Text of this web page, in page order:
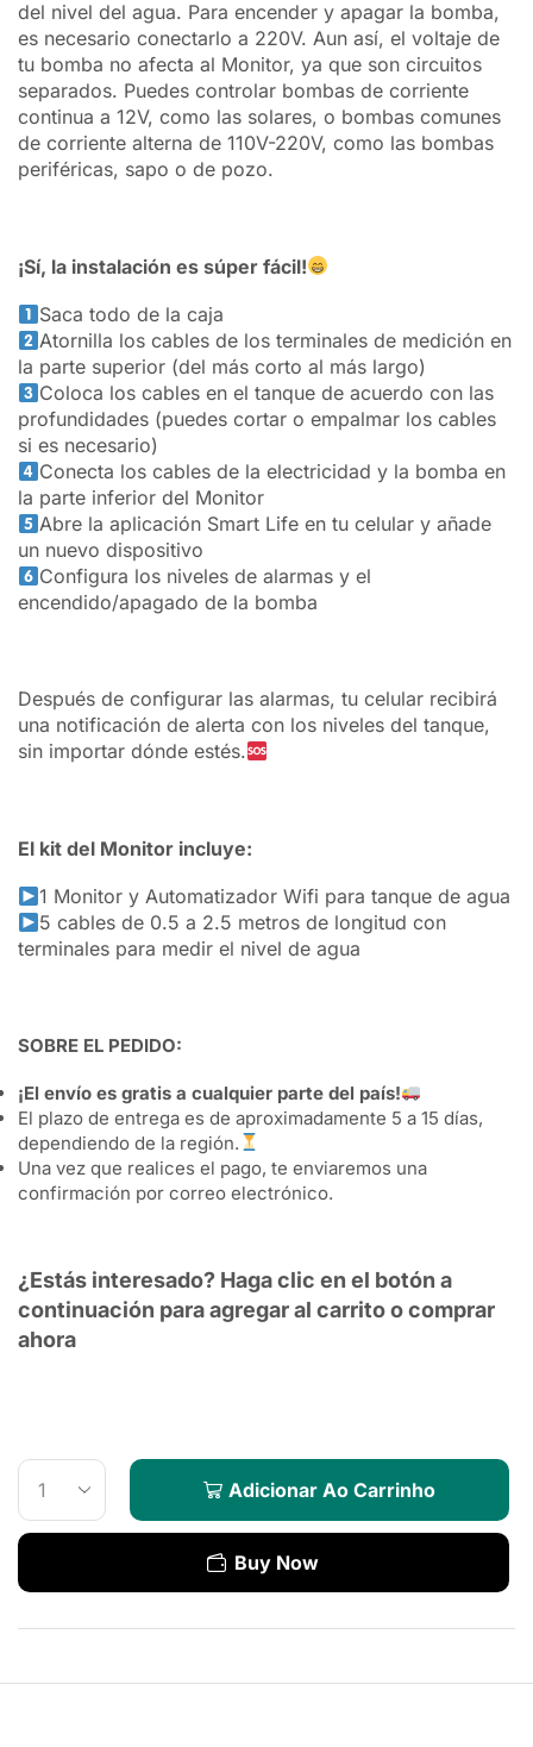
del nivel del agua. Para encender y apagar la bomba,
es necesario conectarlo a 220V. Aun así, el voltaje de
tu bomba no afecta al Monitor, ya que son circuitos
separados. Puedes controlar bombas de corriente
continua a 12V, como las solares, o bombas comunes
de corriente alterna de 110V-220V, como las bombas
periféricas, sapo o de pozo.
¡Sí, la instalación es súper fácil!
Saca todo de la caja
Atornilla los cables de los terminales de medición en
la parte superior (del más corto al más largo)
Coloca los cables en el tanque de acuerdo con las
profundidades (puedes cortar o empalmar los cables
si es necesario)
Conecta los cables de la electricidad y la bomba en
la parte inferior del Monitor
Abre la aplicación Smart Life en tu celular y añade
un nuevo dispositivo
Configura los niveles de alarmas y el
encendido/apagado de la bomba
Después de configurar las alarmas, tu celular recibirá
una notificación de alerta con los niveles del tanque,
sin importar dónde estés.
El kit del Monitor incluye:
1 Monitor y Automatizador Wifi para tanque de agua
5 cables de 0.5 a 2.5 metros de longitud con
terminales para medir el nivel de agua
SOBRE EL PEDIDO:
¡El envío es gratis a cualquier parte del país!
El plazo de entrega es de aproximadamente 5 a 15 días,
dependiendo de la región.
Una vez que realices el pago, te enviaremos una
confirmación por correo electrónico.
¿Estás interesado? Haga clic en el botón a
continuación para agregar al carrito o comprar
ahora
Adicionar Ao Carrinho
Buy Now